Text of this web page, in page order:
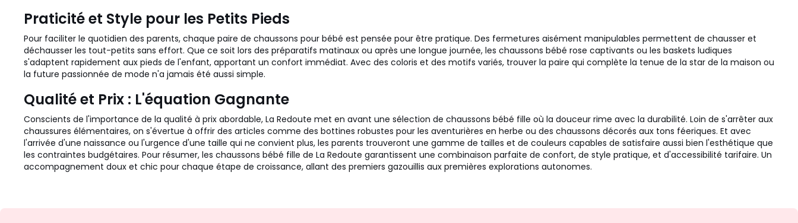
Praticité et Style pour les Petits Pieds
Pour faciliter le quotidien des parents, chaque paire de chaussons pour bébé est pensée pour être pratique. Des fermetures aisément manipulables permettent de chausser et
déchausser les tout-petits sans effort. Que ce soit lors des préparatifs matinaux ou après une longue journée, les chaussons bébé rose captivants ou les baskets ludiques
s'adaptent rapidement aux pieds de l'enfant, apportant un confort immédiat. Avec des coloris et des motifs variés, trouver la paire qui complète la tenue de la star de la maison ou
la future passionnée de mode n'a jamais été aussi simple.
Qualité et Prix : L'équation Gagnante
Conscients de l'importance de la qualité à prix abordable, La Redoute met en avant une sélection de chaussons bébé fille où la douceur rime avec la durabilité. Loin de s'arrêter aux
chaussures élémentaires, on s'évertue à offrir des articles comme des bottines robustes pour les aventurières en herbe ou des chaussons décorés aux tons féeriques. Et avec
l'arrivée d'une naissance ou l'urgence d'une taille qui ne convient plus, les parents trouveront une gamme de tailles et de couleurs capables de satisfaire aussi bien l'esthétique que
les contraintes budgétaires. Pour résumer, les chaussons bébé fille de La Redoute garantissent une combinaison parfaite de confort, de style pratique, et d'accessibilité tarifaire. Un
accompagnement doux et chic pour chaque étape de croissance, allant des premiers gazouillis aux premières explorations autonomes.